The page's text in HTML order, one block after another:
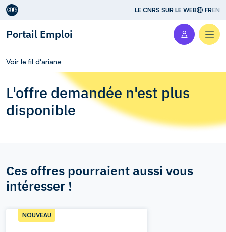
Aller au contenu LE CNRS SUR LE WEB FREN
Portail Emploi
Voir le fil d'ariane
L'offre demandée n'est plus
disponible
Ces offres pourraient aussi vous
intéresser !
NOUVEAU